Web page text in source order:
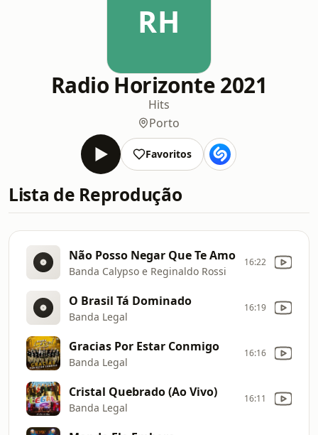
RH
Radio Horizonte 2021
Hits
Porto
Favoritos
Lista de Reprodução
Não Posso Negar Que Te Amo
Banda Calypso e Reginaldo Rossi
16:22
O Brasil Tá Dominado
Banda Legal
16:19
Gracias Por Estar Conmigo
Banda Legal
16:16
Cristal Quebrado (Ao Vivo)
Banda Legal
16:11